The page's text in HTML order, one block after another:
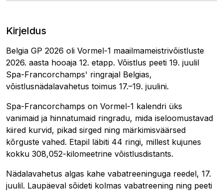
Kirjeldus
Belgia GP 2026 oli Vormel-1 maailmameistrivõistluste
2026. aasta hooaja 12. etapp. Võistlus peeti 19. juulil
Spa-Francorchamps' ringrajal Belgias,
võistlusnädalavahetus toimus 17.–19. juulini.
Spa-Francorchamps on Vormel-1 kalendri üks
vanimaid ja hinnatumaid ringradu, mida iseloomustavad
kiired kurvid, pikad sirged ning märkimisväärsed
kõrguste vahed. Etapil läbiti 44 ringi, millest kujunes
kokku 308,052-kilomeetrine võistlusdistants.
Nädalavahetus algas kahe vabatreeninguga reedel, 17.
juulil. Laupäeval sõideti kolmas vabatreening ning peeti